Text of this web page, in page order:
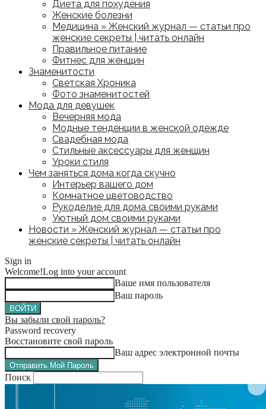
Диета для похудения
Женские болезни
Медицина » Женский журнал — статьи про
женские секреты | читать онлайн
Правильное питание
Фитнес для женщин
Знаменитости
Светская Хроника
Фото знаменитостей
Мода для девушек
Вечерняя мода
Модные тенденции в женской одежде
Свадебная мода
Стильные аксессуары для женщин
Уроки стиля
Чем заняться дома когда скучно
Интерьер вашего дом
Комнатное цветоводство
Рукоделие для дома своими руками
Уютный дом своими руками
Новости » Женский журнал — статьи про
женские секреты | читать онлайн
Sign in
Welcome!Log into your account
Ваше имя пользователя
Ваш пароль
Вы забыли свой пароль?
Password recovery
Восстановите свой пароль
Ваш адрес электронной почты
Поиск